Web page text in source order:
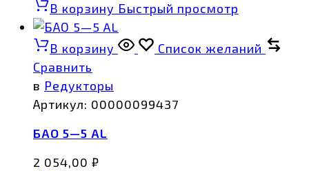
В корзину Быстрый просмотр
В корзину
Список желаний
Сравнить
в Редукторы
Артикул: 00000099437
БАО 5—5 AL
2 054,00 ₽